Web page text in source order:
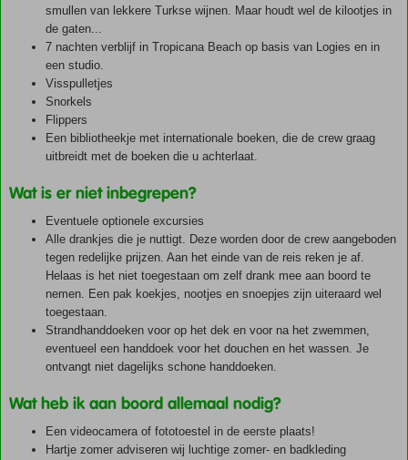
smullen van lekkere Turkse wijnen. Maar houdt wel de kilootjes in
de gaten...
7 nachten verblijf in Tropicana Beach op basis van Logies en in
een studio.
Visspulletjes
Snorkels
Flippers
Een bibliotheekje met internationale boeken, die de crew graag
uitbreidt met de boeken die u achterlaat.
Wat is er niet inbegrepen?
Eventuele optionele excursies
Alle drankjes die je nuttigt. Deze worden door de crew aangeboden
tegen redelijke prijzen. Aan het einde van de reis reken je af.
Helaas is het niet toegestaan om zelf drank mee aan boord te
nemen. Een pak koekjes, nootjes en snoepjes zijn uiteraard wel
toegestaan.
Strandhanddoeken voor op het dek en voor na het zwemmen,
eventueel een handdoek voor het douchen en het wassen. Je
ontvangt niet dagelijks schone handdoeken.
Wat heb ik aan boord allemaal nodig?
Een videocamera of fototoestel in de eerste plaats!
Hartje zomer adviseren wij luchtige zomer- en badkleding